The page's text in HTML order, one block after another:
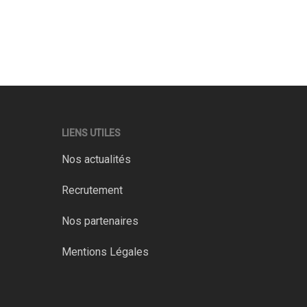
LIENS UTILES
Nos actualités
Recrutement
Nos partenaires
Mentions Légales